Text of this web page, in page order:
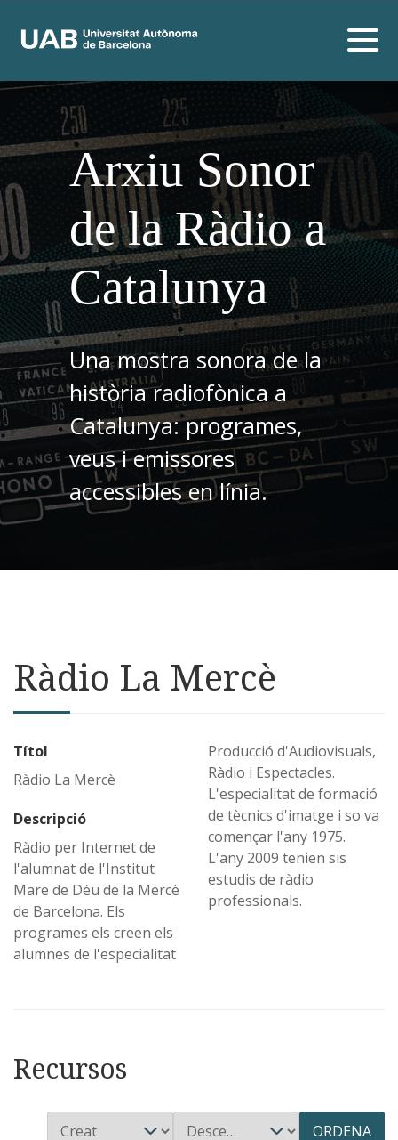
Arxiu Sonor
de la Ràdio a
Catalunya
Una mostra sonora de la
història radiofònica a
Catalunya: programes,
veus i emissores
accessibles en línia.
Ràdio La Mercè
Títol
Ràdio La Mercè
Descripció
Ràdio per Internet de
l'alumnat de l'Institut
Mare de Déu de la Mercè
de Barcelona. Els
programes els creen els
alumnes de l'especialitat
Producció d'Audiovisuals,
Ràdio i Espectacles.
L'especialitat de formació
de tècnics d'imatge i so va
començar l'any 1975.
L'any 2009 tenien sis
estudis de ràdio
professionals.
Recursos
ORDENA